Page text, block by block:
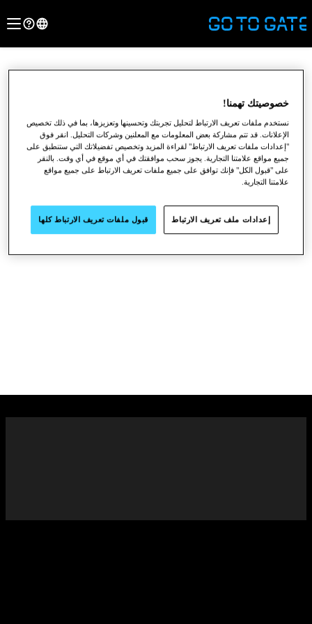
●
●
خصوصيتك تهمنا!
نستخدم ملفات تعريف الارتباط لتحليل تجربتك وتحسينها وتعزيزها، بما في ذلك تخصيص
الإعلانات. قد تتم مشاركة بعض المعلومات مع المعلنين وشركات التحليل. انقر فوق
"إعدادات ملفات تعريف الارتباط" لقراءة المزيد وتخصيص تفضيلاتك التي ستنطبق على
جميع مواقع علامتنا التجارية. يجوز سحب موافقتك في أي موقع في أي وقت. بالنقر
على "قبول الكل" فإنك توافق على جميع ملفات تعريف الارتباط على جميع مواقع
علامتنا التجارية.
إعدادات ملف تعريف الارتباط قبول ملفات تعريف الارتباط كلها